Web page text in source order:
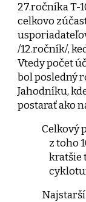
27.ročníka T-
celkovo
/12.ročník/,
Vtedy počet
bol posledný
Jahodníku,
postarať ako
Celkový
z toho